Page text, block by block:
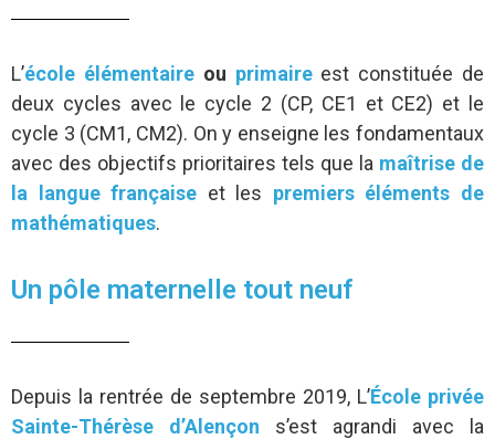
L’école élémentaireou primaireest constituée de
deux cycles avec le cycle 2 (CP, CE1 et CE2) et le
cycle 3 (CM1, CM2). On y enseigne les fondamentaux
avec des objectifs prioritaires tels que la maîtrise de
la langue française et les premiers éléments de
mathématiques.
Un pôle maternelle tout neuf
Depuis la rentrée de septembre 2019, L’École privée
Sainte-Thérèse d’Alençon s’est agrandi avec la